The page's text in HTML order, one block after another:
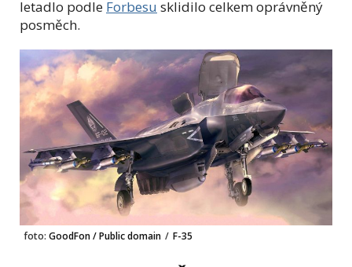
letadlo podle Forbesu sklidilo celkem oprávněný
posměch.
foto: GoodFon / Public domain / F-35